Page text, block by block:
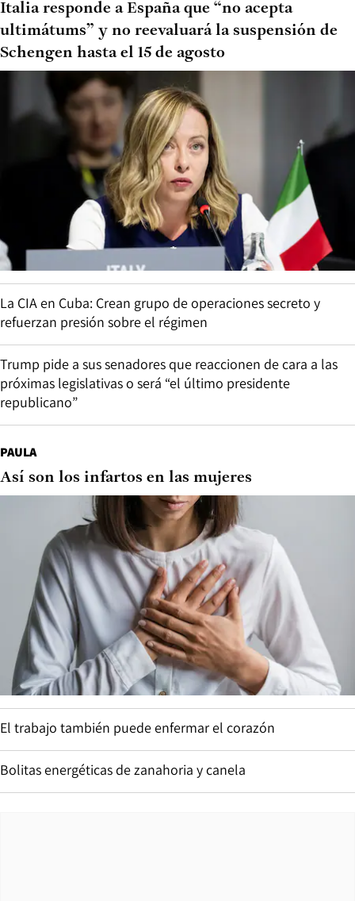
Italia responde a España que “no acepta
ultimátums” y no reevaluará la suspensión de
Schengen hasta el 15 de agosto
La CIA en Cuba: Crean grupo de operaciones secreto y
refuerzan presión sobre el régimen
Trump pide a sus senadores que reaccionen de cara a las
próximas legislativas o será “el último presidente
republicano”
PAULA
Así son los infartos en las mujeres
El trabajo también puede enfermar el corazón
Bolitas energéticas de zanahoria y canela